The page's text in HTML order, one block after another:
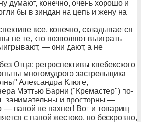
думают, конечно, очень хорошо и
бы в зиндан на цепь и жену на
все, конечно, складывается
не те, кто позволяют выиграть
— они дают, а не
Отца: ретроспективы квебекского
многомудрого застрельщика
Александра Клюге,
Мэттью Барни ("Кремастер") по-
занимательны и просторны —
— папой не пахнет! Вот и товарищ
с папой жестоко, но бескровно,